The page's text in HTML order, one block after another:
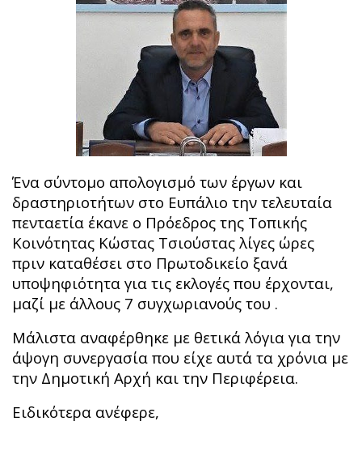
Ένα σύντομο απολογισμό των έργων και
δραστηριοτήτων στο Ευπάλιο την τελευταία
πενταετία έκανε ο Πρόεδρος της Τοπικής
Κοινότητας Κώστας Τσιούστας λίγες ώρες
πριν καταθέσει στο Πρωτοδικείο ξανά
υποψηφιότητα για τις εκλογές που έρχονται,
μαζί με άλλους 7 συγχωριανούς του .
Μάλιστα αναφέρθηκε με θετικά λόγια για την
άψογη συνεργασία που είχε αυτά τα χρόνια με
την Δημοτική Αρχή και την Περιφέρεια.
Ειδικότερα ανέφερε,